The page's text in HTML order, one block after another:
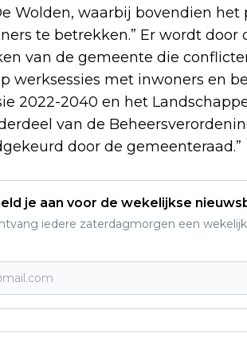
Wolden, waarbij bovendien
te betrekken.” Er wordt
van de gemeente die
werksessies met inwoners en
2022-2040 en het
van de
door de gemeenteraad.”
je aan voor de wekelijkse
iedere zaterdagmorgen een